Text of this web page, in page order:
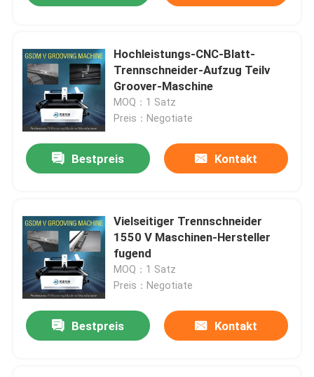
Hochleistungs-CNC-Blatt-
Trennschneider-Aufzug Teilv
Groover-Maschine
MOQ：1 Satz
Preis：Negotiate
Bestpreis Kontakt
Vielseitiger Trennschneider
1550 V Maschinen-Hersteller
fugend
MOQ：1 Satz
Preis：Negotiate
Bestpreis Kontakt